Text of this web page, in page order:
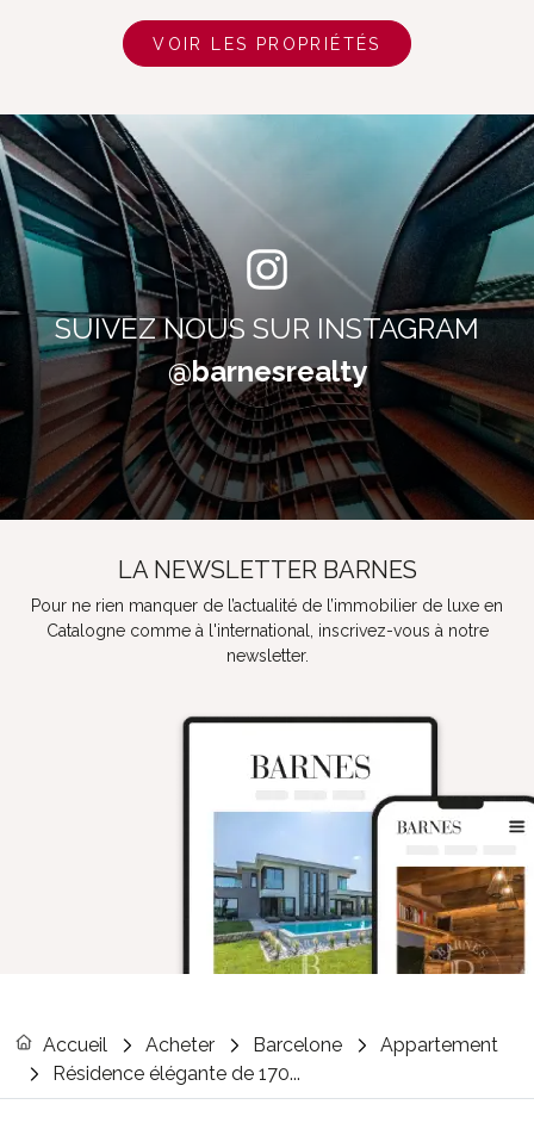
VOIR LES PROPRIÉTÉS
SUIVEZ NOUS SUR INSTAGRAM
@barnesrealty
LA NEWSLETTER BARNES
Pour ne rien manquer de l’actualité de l’immobilier de luxe en
Catalogne comme à l'international, inscrivez-vous à notre
newsletter.
Accueil Acheter Barcelone
Appartement
Résidence élégante de 170...